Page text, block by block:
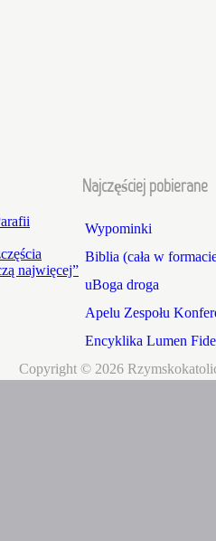
najwięcej”
Najczęściej pobierane
Wypominki
Biblia (cała w
uBoga droga
Apelu Zespołu
Encyklika Lumen
Copyright © 2026